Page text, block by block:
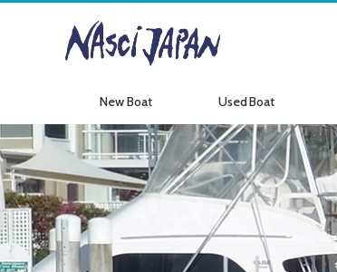
New Boat
新艇情報
Used Boat
中古艇情報